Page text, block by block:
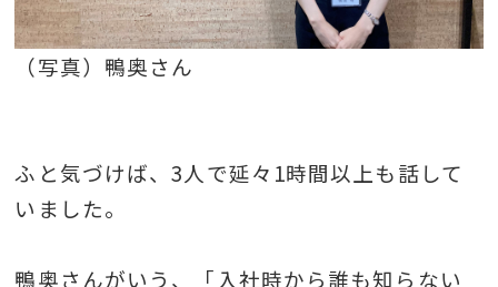
（写真）鴨奥さん
ふと気づけば、3人で延々1時間以上も話して
いました。
鴨奥さんがいう、「入社時から誰も知らない